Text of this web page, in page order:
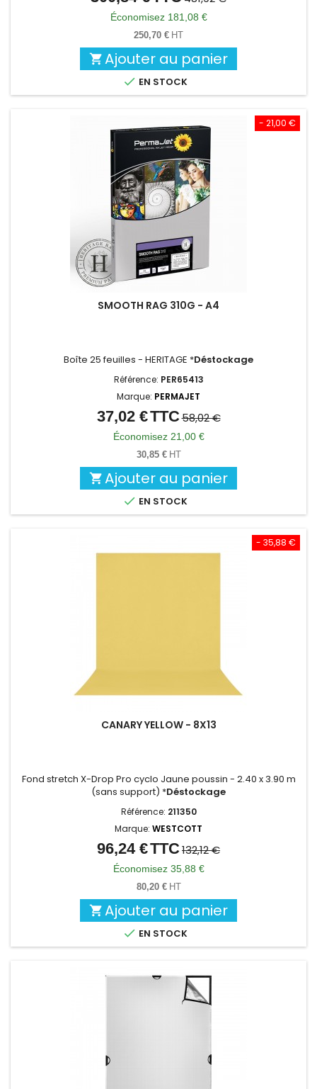
de
base
Économisez 181,08 €
250,70 € HT
 Ajouter au panier
 EN STOCK
- 21,00 €
SMOOTH RAG 310G - A4
Boîte 25 feuilles - HERITAGE *Déstockage
Référence: PER65413
Marque: PERMAJET
Prix
Prix
de
base
37,02 €TTC58,02 €
Économisez 21,00 €
30,85 € HT
 Ajouter au panier
 EN STOCK
- 35,88 €
CANARY YELLOW - 8X13
Fond stretch X-Drop Pro cyclo Jaune poussin - 2.40 x 3.90 m
(sans support) *Déstockage
Référence: 211350
Marque: WESTCOTT
Prix
Prix
de
base
96,24 €TTC132,12 €
Économisez 35,88 €
80,20 € HT
 Ajouter au panier
 EN STOCK